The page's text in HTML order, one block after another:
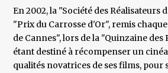
En 2002, la "Société des Réalisateurs
"Prix du Carrosse d'Or", remis
de Cannes", lors de la "Quinzaine des
étant destiné à récompenser un
qualités novatrices de ses films, pour